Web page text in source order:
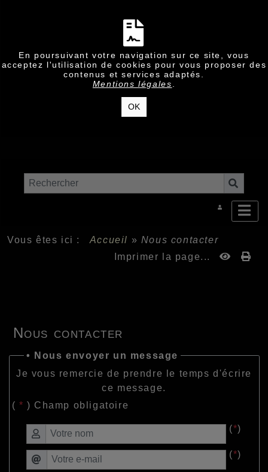
En poursuivant votre navigation sur ce site, vous
acceptez l'utilisation de cookies pour vous proposer des
contenus et services adaptés.
Mentions légales
OK
Vous êtes ici : Accueil » Nous contacter
Imprimer la page...
Nous contacter
• Nous envoyer un message
Je vous remercie de prendre le temps d'écrire
ce message.
( * ) Champ obligatoire
(*)
(*)